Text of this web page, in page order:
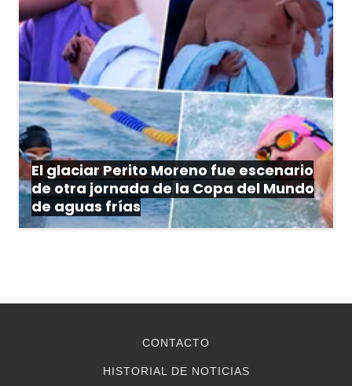
El glaciar Perito Moreno fue escenario
de otra jornada de la Copa del Mundo
de aguas frías
CONTACTO
HISTORIAL DE NOTICIAS